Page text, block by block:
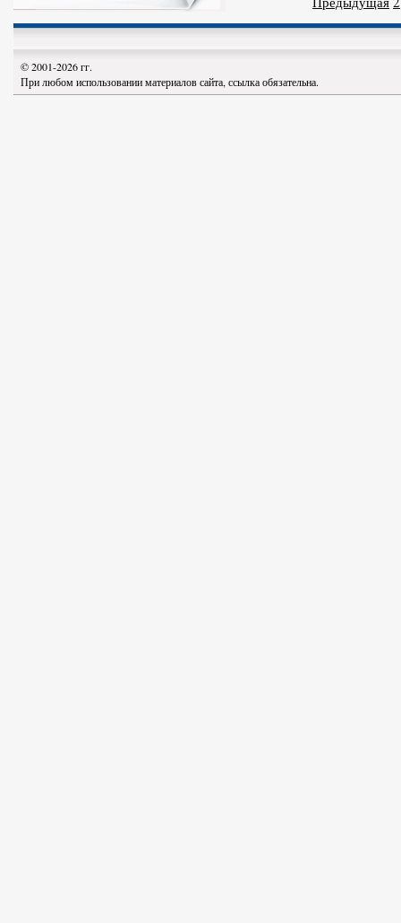
© 2001-2026 гг.
При любом использовании материалов сайта, ссылка обязательна.